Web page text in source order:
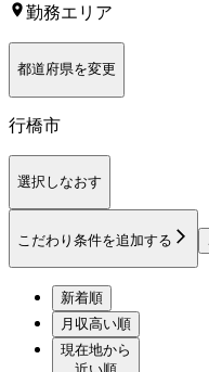
勤務エリア
都道府県を変更
行橋市
選択しなおす
こだわり条件を追加する
新着順
月収高い順
現在地から